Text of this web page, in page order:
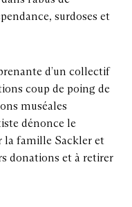
surdoses et
d’un collectif
coup de poing de
muséales
dénonce le
la famille Sackler et
donations et à retirer